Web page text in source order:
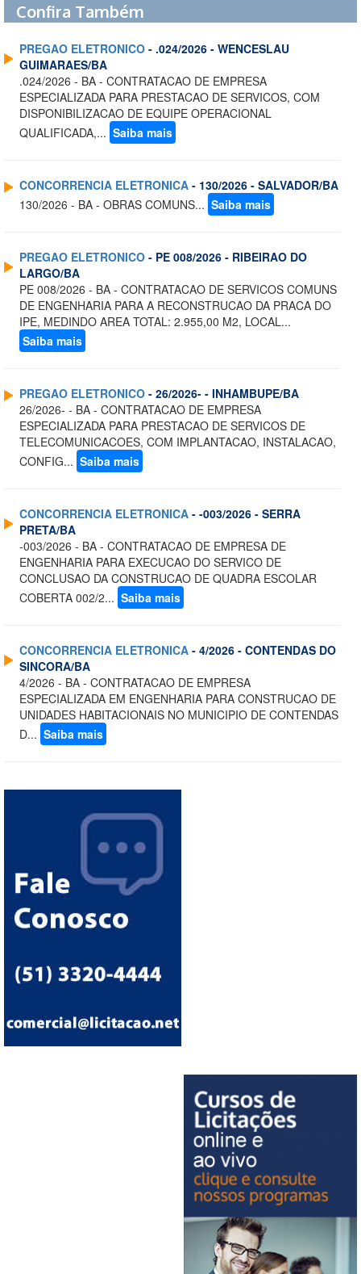
Confira Também
PREGAO ELETRONICO - .024/2026 - WENCESLAU
GUIMARAES/BA
.024/2026 - BA - CONTRATACAO DE EMPRESA
ESPECIALIZADA PARA PRESTACAO DE SERVICOS, COM
DISPONIBILIZACAO DE EQUIPE OPERACIONAL
QUALIFICADA,... Saiba mais
CONCORRENCIA ELETRONICA - 130/2026 - SALVADOR/BA
130/2026 - BA - OBRAS COMUNS... Saiba mais
PREGAO ELETRONICO - PE 008/2026 - RIBEIRAO DO
LARGO/BA
PE 008/2026 - BA - CONTRATACAO DE SERVICOS COMUNS
DE ENGENHARIA PARA A RECONSTRUCAO DA PRACA DO
IPE, MEDINDO AREA TOTAL: 2.955,00 M2, LOCAL...
Saiba mais
PREGAO ELETRONICO - 26/2026- - INHAMBUPE/BA
26/2026- - BA - CONTRATACAO DE EMPRESA
ESPECIALIZADA PARA PRESTACAO DE SERVICOS DE
TELECOMUNICACOES, COM IMPLANTACAO, INSTALACAO,
CONFIG... Saiba mais
CONCORRENCIA ELETRONICA - -003/2026 - SERRA
PRETA/BA
-003/2026 - BA - CONTRATACAO DE EMPRESA DE
ENGENHARIA PARA EXECUCAO DO SERVICO DE
CONCLUSAO DA CONSTRUCAO DE QUADRA ESCOLAR
COBERTA 002/2... Saiba mais
CONCORRENCIA ELETRONICA - 4/2026 - CONTENDAS DO
SINCORA/BA
4/2026 - BA - CONTRATACAO DE EMPRESA
ESPECIALIZADA EM ENGENHARIA PARA CONSTRUCAO DE
UNIDADES HABITACIONAIS NO MUNICIPIO DE CONTENDAS
D... Saiba mais